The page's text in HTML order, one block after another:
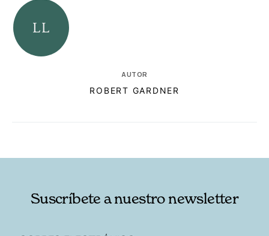
AUTOR
ROBERT GARDNER
Suscríbete a nuestro newsletter